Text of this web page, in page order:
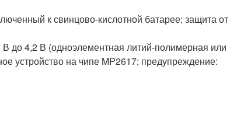
к свинцово-кислотной батарее; защита от
до 4,2 В (одноэлементная литий-полимерная или
устройство на чипе MP2617; предупреждение: